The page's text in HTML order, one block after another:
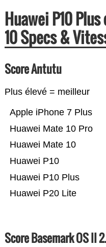
Huawei P10
10 Specs &
Score Antutu
Plus élevé = meilleur
Huawei P20 Lite
Huawei P10 Plus
Huawei P10
Huawei Mate 10
Huawei Mate 10 Pro
Apple iPhone 7 Plus
Score Basemark OS II